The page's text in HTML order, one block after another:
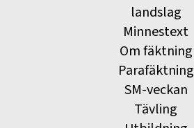
landslag
Minnestext
Om fäktning
Parafäktning
SM-veckan
Tävling